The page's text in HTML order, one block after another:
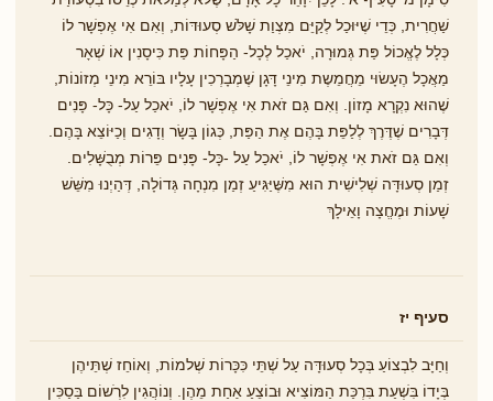
שַׁחֲרִית, כְּדֵי שֶׁיּוּכַל לְקַיֵּם מִצְוַת שָׁלֹּשׁ סְעוּדּוֹת, וְאִם אִי אֶפְשָׁר לוֹ
כְּלָל לֶאֱכוֹל פַּת גְּמוּרָה, יֹאכַל לְכָל- הַפָּחוֹת פַּת כִּיסָנִין אוֹ שְׁאָר
מַאֲכָל הֶעָשׂוּי מֵחֲמֵשֶת מִינֵי דָּגָן שֶׁמְבָרְכִין עָלָיו בּוֹרֵא מִינֵי מְזוֹנוֹת,
שֶׁהוּא נִקְרָא מָזוֹן. וְאִם גַּם זֹאת אִי אֶפְשָׁר לוֹ, יֹאכַל עַל- כָּל- פָּנִים
דְּבָרִים שֶׁדֶּרֶךְ לְלַפֵּת בָּהֶם אֶת הַפַּת, כְּגוֹן בָּשָׂר וְדָגִים וְכַיּוֹצֵא בָּהֶם.
וְאִם גַּם זֹאת אִי אֶפְשָׁר לוֹ, יֹאכַל עַל -כָּל- פָּנִים פֵּרוֹת מְבֻשָּׁלִים.
זְמַן סְעוּדָּה שְׁלִישִׁית הוּא מִשֶּׁיַּגִּיעַ זְמַן מִנְחָה גְּדוֹלָה, דְּהַיְנוּ מִשֵּׁשׁ
שָׁעוֹת וּמֶחֱצָה וָאֵילָךְ
סעיף יז
וְחַיָּב לִבְצוֹעַ בְּכָל סְעוּדָּה עַל שְׁתֵּי כִּכָּרוֹת שְׁלמוֹת, וְאוֹחֵז שְׁתֵּיהֶן
בְּיָדוֹ בִּשְׁעַת בִּרְכַּת הַמּוֹצִיא וּבוֹצֵעַ אַחַת מֵהֶן. וְנוֹהֲגִין לִרְֹשוֹם בַּסַכִּין